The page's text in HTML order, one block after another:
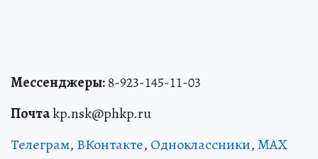
Мессенджеры:8-923-145-11-03
Почтаkp.nsk@phkp.ru
Телеграм, ВКонтакте, Одноклассники,MAX